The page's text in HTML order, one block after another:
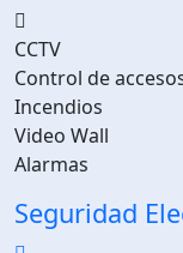
CCTV
Control de
Incendios
Video Wall
Alarmas
Seguridad